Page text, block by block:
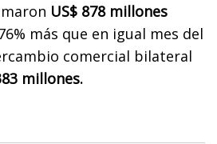
US$ 878 millones
más que en igual mes del
comercial bilateral
millones.